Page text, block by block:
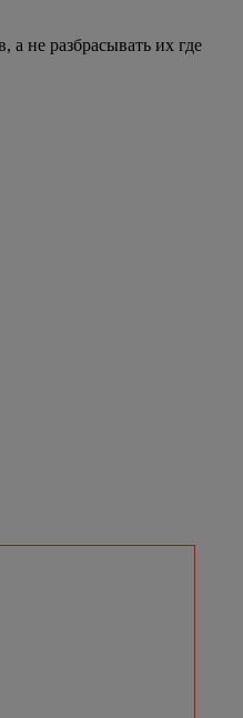
а не разбрасывать их где